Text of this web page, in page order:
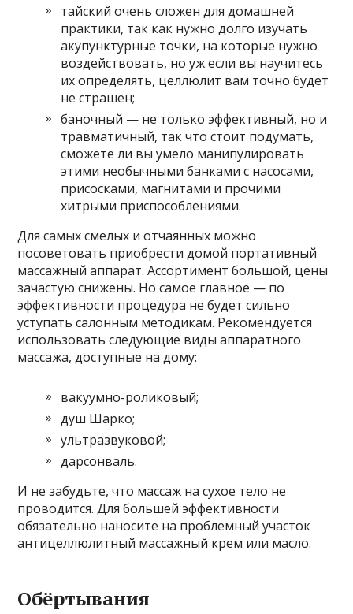
тайский очень сложен для домашней
практики, так как нужно долго изучать
акупунктурные точки, на которые нужно
воздействовать, но уж если вы научитесь
их определять, целлюлит вам точно будет
не страшен;
баночный — не только эффективный, но и
травматичный, так что стоит подумать,
сможете ли вы умело манипулировать
этими необычными банками с насосами,
присосками, магнитами и прочими
хитрыми приспособлениями.
Для самых смелых и отчаянных можно
посоветовать приобрести домой портативный
массажный аппарат. Ассортимент большой, цены
зачастую снижены. Но самое главное — по
эффективности процедура не будет сильно
уступать салонным методикам. Рекомендуется
использовать следующие виды аппаратного
массажа, доступные на дому:
вакуумно-роликовый;
душ Шарко;
ультразвуковой;
дарсонваль.
И не забудьте, что массаж на сухое тело не
проводится. Для большей эффективности
обязательно наносите на проблемный участок
антицеллюлитный массажный крем или масло.
Обёртывания